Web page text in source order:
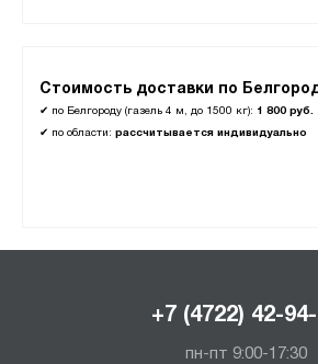
Стоимость доставки по
✔ по Белгороду (газель 4 м, до 1500 кг): 1 800 руб.
✔ по области: рассчитывается индивидуально
+7 (4722) 42-
пн-пт 9:00-17:30